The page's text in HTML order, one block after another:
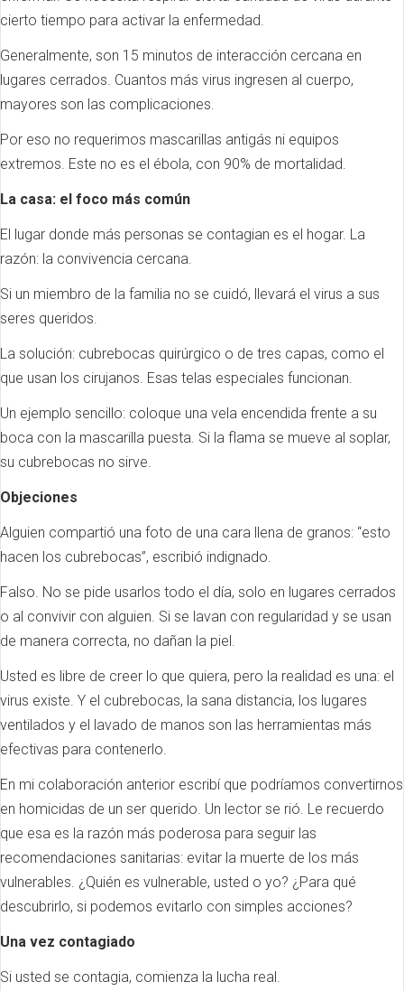
cierto tiempo para activar la enfermedad.
Generalmente, son 15 minutos de interacción cercana en
lugares cerrados. Cuantos más virus ingresen al cuerpo,
mayores son las complicaciones.
Por eso no requerimos mascarillas antigás ni equipos
extremos. Este no es el ébola, con 90% de mortalidad.
La casa: el foco más común
El lugar donde más personas se contagian es el hogar. La
razón: la convivencia cercana.
Si un miembro de la familia no se cuidó, llevará el virus a sus
seres queridos.
La solución: cubrebocas quirúrgico o de tres capas, como el
que usan los cirujanos. Esas telas especiales funcionan.
Un ejemplo sencillo: coloque una vela encendida frente a su
boca con la mascarilla puesta. Si la flama se mueve al soplar,
su cubrebocas no sirve.
Objeciones
Alguien compartió una foto de una cara llena de granos: “esto
hacen los cubrebocas”, escribió indignado.
Falso. No se pide usarlos todo el día, solo en lugares cerrados
o al convivir con alguien. Si se lavan con regularidad y se usan
de manera correcta, no dañan la piel.
Usted es libre de creer lo que quiera, pero la realidad es una: el
virus existe. Y el cubrebocas, la sana distancia, los lugares
ventilados y el lavado de manos son las herramientas más
efectivas para contenerlo.
En mi colaboración anterior escribí que podríamos convertirnos
en homicidas de un ser querido. Un lector se rió. Le recuerdo
que esa es la razón más poderosa para seguir las
recomendaciones sanitarias: evitar la muerte de los más
vulnerables. ¿Quién es vulnerable, usted o yo? ¿Para qué
descubrirlo, si podemos evitarlo con simples acciones?
Una vez contagiado
Si usted se contagia, comienza la lucha real.